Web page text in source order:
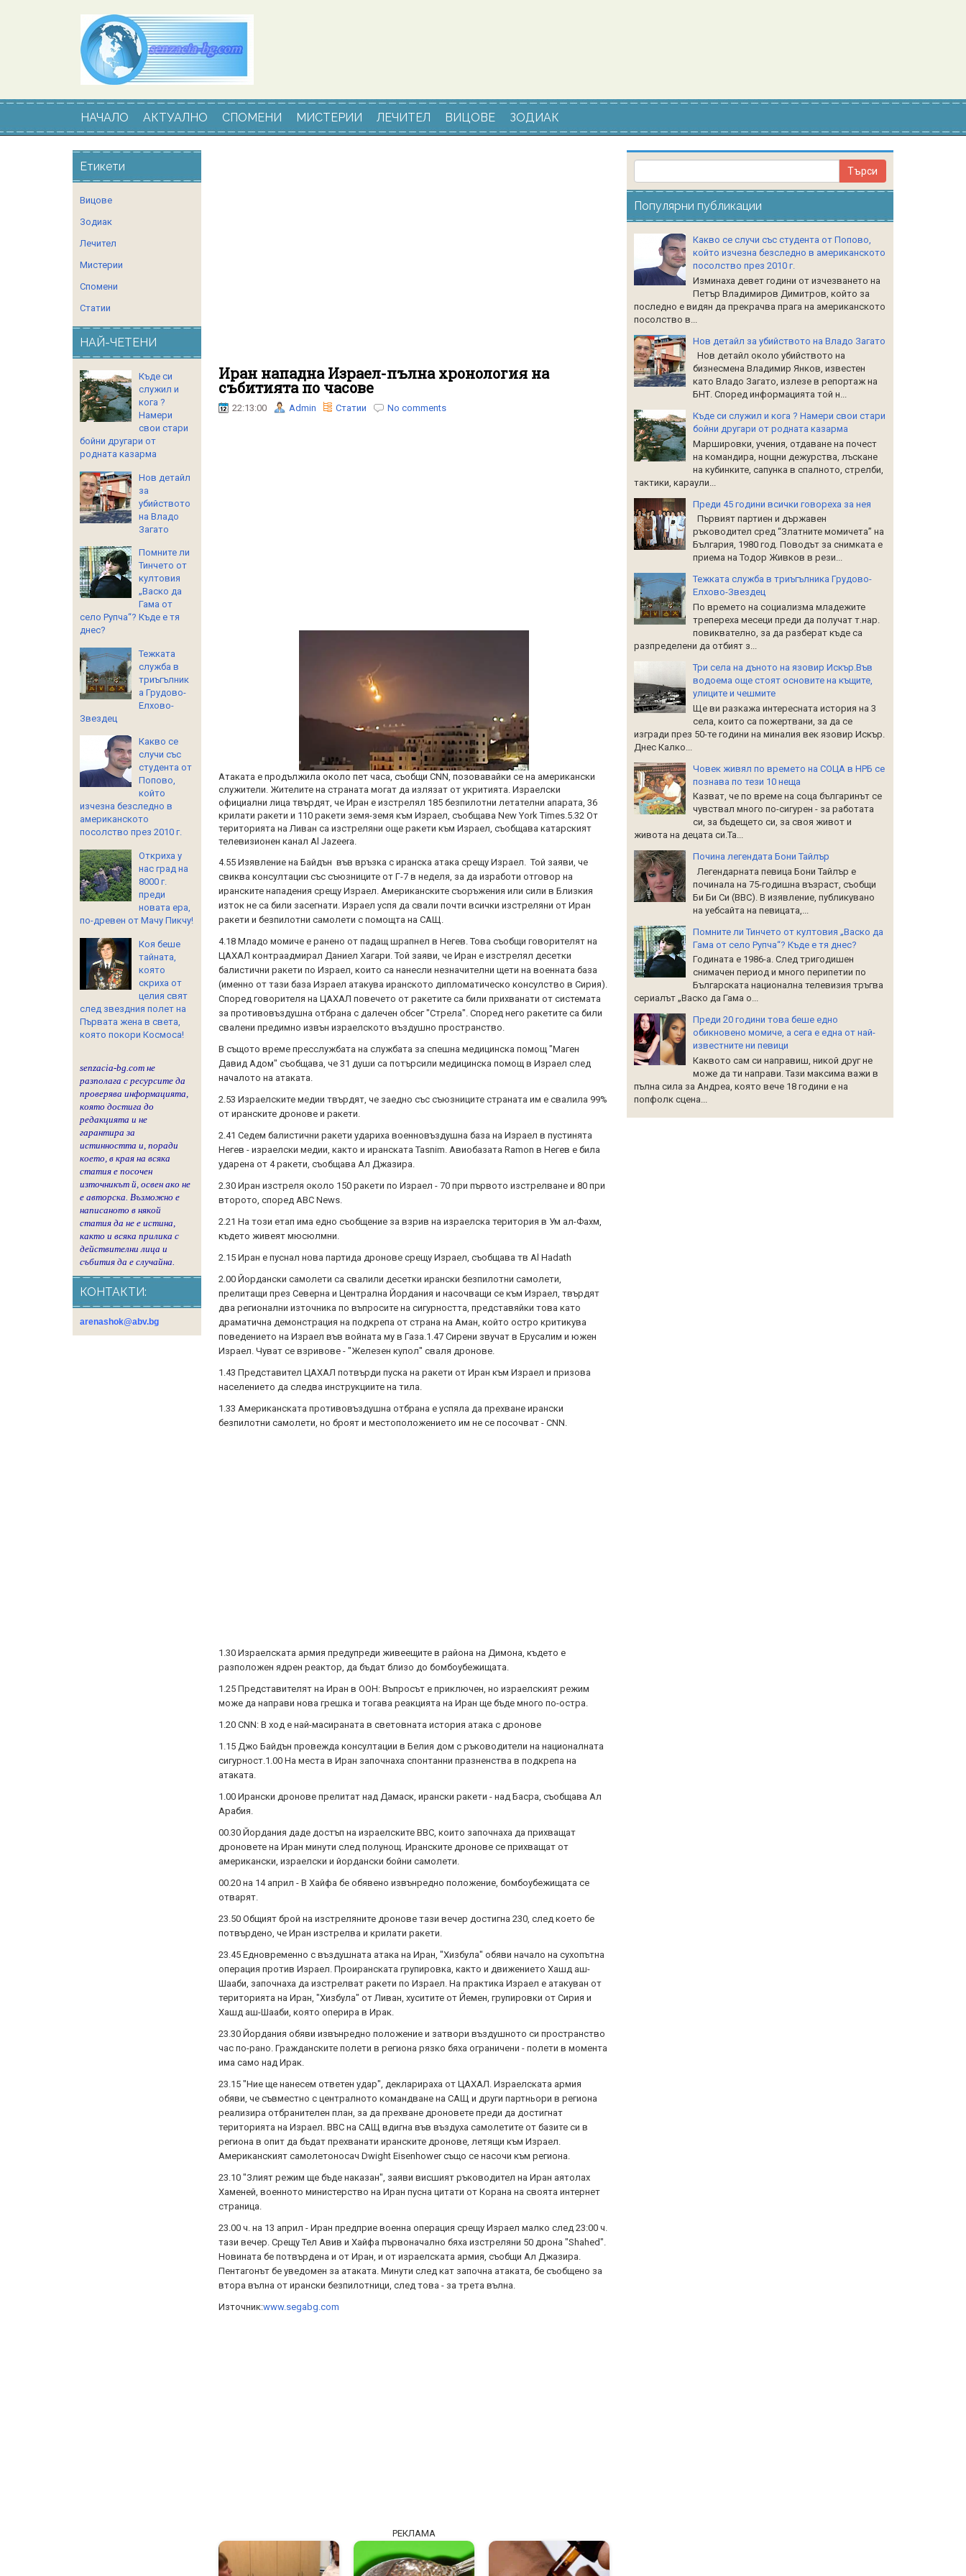
НАЧАЛО АКТУАЛНО СПОМЕНИ МИСТЕРИИ ЛЕЧИТЕЛ ВИЦОВЕ ЗОДИАК
Иран нападна Израел-пълна хронология на
събитията по часове
22:13:00 Admin Статии No comments
Атаката е продължила около пет часа, съобщи CNN, позовавайки се на американски
служители. Жителите на страната могат да излязат от укритията. Израелски
официални лица твърдят, че Иран е изстрелял 185 безпилотни летателни апарата, 36
крилати ракети и 110 ракети земя-земя към Израел, съобщава New York Times.5.32 От
територията на Ливан са изстреляни още ракети към Израел, съобщава катарският
телевизионен канал Al Jazeera.
4.55 Изявление на Байдън във връзка с иранска атака срещу Израел. Той заяви, че
свиква консултации със съюзниците от Г-7 в неделя, за да изработи отговор на
иранските нападения срещу Израел. Американските съоръжения или сили в Близкия
изток не са били засегнати. Израел успя да свали почти всички изстреляни от Иран
ракети и безпилотни самолети с помощта на САЩ.
4.18 Младо момиче е ранено от падащ шрапнел в Негев. Това съобщи говорителят на
ЦАХАЛ контраадмирал Даниел Хагари. Той заяви, че Иран е изстрелял десетки
балистични ракети по Израел, които са нанесли незначителни щети на военната база
(именно от тази база Израел атакува иранското дипломатическо консулство в Сирия).
Според говорителя на ЦАХАЛ повечето от ракетите са били прихванати от системата
за противовъздушна отбрана с далечен обсег "Стрела". Според него ракетите са били
свалени предимно извън израелското въздушно пространство.
В същото време пресслужбата на службата за спешна медицинска помощ "Маген
Давид Адом" съобщава, че 31 души са потърсили медицинска помощ в Израел след
началото на атаката.
2.53 Израелските медии твърдят, че заедно със съюзниците страната им е свалила 99%
от иранските дронове и ракети.
2.41 Седем балистични ракети удариха военновъздушна база на Израел в пустинята
Негев - израелски медии, както и иранската Tasnim. Авиобазата Ramon в Негев е била
ударена от 4 ракети, съобщава Ал Джазира.
2.30 Иран изстреля около 150 ракети по Израел - 70 при първото изстрелване и 80 при
второто, според ABC News.
2.21 На този етап има едно съобщение за взрив на израелска територия в Ум ал-Фахм,
където живеят мюсюлмни.
2.15 Иран е пуснал нова партида дронове срещу Израел, съобщава тв Al Hadath
2.00 Йордански самолети са свалили десетки ирански безпилотни самолети,
прелитащи през Северна и Централна Йордания и насочващи се към Израел, твърдят
два регионални източника по въпросите на сигурността, представяйки това като
драматична демонстрация на подкрепа от страна на Аман, който остро критикува
поведението на Израел във войната му в Газа.1.47 Сирени звучат в Ерусалим и южен
Израел. Чуват се взривове - "Железен купол" сваля дронове.
1.43 Представител ЦАХАЛ потвърди пуска на ракети от Иран към Израел и призова
населението да следва инструкциите на тила.
1.33 Американската противовъздушна отбрана е успяла да прехване ирански
безпилотни самолети, но броят и местоположението им не се посочват - CNN.
1.30 Израелската армия предупреди живеещите в района на Димона, където е
разположен ядрен реактор, да бъдат близо до бомбоубежищата.
1.25 Представителят на Иран в ООН: Въпросът е приключен, но израелският режим
може да направи нова грешка и тогава реакцията на Иран ще бъде много по-остра.
1.20 CNN: В ход е най-масираната в световната история атака с дронове
1.15 Джо Байдън провежда консултации в Белия дом с ръководители на националната
сигурност.1.00 На места в Иран започнаха спонтанни празненства в подкрепа на
атаката.
1.00 Ирански дронове прелитат над Дамаск, ирански ракети - над Басра, съобщава Ал
Арабия.
00.30 Йордания даде достъп на израелските ВВС, които започнаха да прихващат
дроновете на Иран минути след полунощ. Иранските дронове се прихващат от
американски, израелски и йордански бойни самолети.
00.20 на 14 април - В Хайфа бе обявено извънредно положение, бомбоубежищата се
отварят.
23.50 Общият брой на изстреляните дронове тази вечер достигна 230, след което бе
потвърдено, че Иран изстрелва и крилати ракети.
23.45 Едновременно с въздушната атака на Иран, "Хизбула" обяви начало на сухопътна
операция против Израел. Проиранската групировка, както и движението Хашд аш-
Шааби, започнаха да изстрелват ракети по Израел. На практика Израел е атакуван от
територията на Иран, "Хизбула" от Ливан, хуситите от Йемен, групировки от Сирия и
Хашд аш-Шааби, която оперира в Ирак.
23.30 Йордания обяви извънредно положение и затвори въздушното си пространство
час по-рано. Гражданските полети в региона рязко бяха ограничени - полети в момента
има само над Ирак.
23.15 "Ние ще нанесем ответен удар", декларираха от ЦАХАЛ. Израелската армия
обяви, че съвместно с централното командване на САЩ и други партньори в региона
реализира отбранителен план, за да прехване дроновете преди да достигнат
територията на Израел. ВВС на САЩ вдигна във въздуха самолетите от базите си в
региона в опит да бъдат прехванати иранските дронове, летящи към Израел.
Американският самолетоносач Dwight Eisenhower също се насочи към региона.
23.10 "Злият режим ще бъде наказан", заяви висшият ръководител на Иран аятолах
Хаменей, военното министерство на Иран пусна цитати от Корана на своята интернет
страница.
23.00 ч. на 13 април - Иран предприе военна операция срещу Израел малко след 23:00 ч.
тази вечер. Срещу Тел Авив и Хайфа първоначално бяха изстреляни 50 дрона "Shahed".
Новината бе потвърдена и от Иран, и от израелската армия, съобщи Ал Джазира.
Пентагонът бе уведомен за атаката. Минути след кат започна атаката, бе съобщено за
втора вълна от ирански безпилотници, след това - за трета вълна.
Източник:www.segabg.com
РЕКЛАМА
Етикети
Вицове
Зодиак
Лечител
Мистерии
Спомени
Статии
НАЙ-ЧЕТЕНИ
Къде си
служил и
кога ?
Намери
свои стари
бойни другари от
родната казарма
Нов детайл
за
убийството
на Владо
Загато
Помните ли
Тинчето от
култовия
„Васко да
Гама от
село Рупча“? Къде е тя
днес?
Тежката
служба в
триъгълник
а Грудово-
Елхово-
Звездец
Какво се
случи със
студента от
Попово,
който
изчезна безследно в
американското
посолство през 2010 г.
Откриха у
нас град на
8000 г.
преди
новата ера,
по-древен от Мачу Пикчу!
Коя беше
тайната,
която
скриха от
целия свят
след звездния полет на
Първата жена в света,
която покори Космоса!
senzacia-bg.com не
разполага с ресурсите да
проверява информацията,
която достига до
редакцията и не
гарантира за
истинността и, поради
което, в края на всяка
статия е посочен
източникът й, освен ако не
е авторска. Възможно е
написаното в някой
статия да не е истина,
както и всяка прилика с
действителни лица и
събития да е случайна.
КОНТАКТИ:
arenashok@abv.bg
Популярни публикации
Какво се случи със студента от Попово,
който изчезна безследно в американското
посолство през 2010 г.
Изминаха девет години от изчезването на
Петър Владимиров Димитров, който за
последно е видян да прекрачва прага на американското
посолство в...
Нов детайл за убийството на Владо Загато
Нов детайл около убийството на
бизнесмена Владимир Янков, известен
като Владо Загато, излезе в репортаж на
БНТ. Според информацията той н...
Къде си служил и кога ? Намери свои стари
бойни другари от родната казарма
Маршировки, учения, отдаване на почест
на командира, нощни дежурства, лъскане
на кубинките, сапунка в спалното, стрелби,
тактики, караули...
Преди 45 години всички говореха за нея
Първият партиен и държавен
ръководител сред “Златните момичета” на
България, 1980 год. Поводът за снимката е
приема на Тодор Живков в рези...
Тежката служба в триъгълника Грудово-
Елхово-Звездец
По времето на социализма младежите
трепереха месеци преди да получат т.нар.
повиквателно, за да разберат къде са
разпределени да отбият з...
Три села на дъното на язовир Искър.Във
водоема още стоят основите на къщите,
улиците и чешмите
Ще ви разкажа интересната история на 3
села, които са пожертвани, за да се
изгради през 50-те години на миналия век язовир Искър.
Днес Калко...
Човек живял по времето на СОЦА в НРБ се
познава по тези 10 неща
Казват, че по време на соца българинът се
чувствал много по-сигурен - за работата
си, за бъдещето си, за своя живот и
живота на децата си.Та...
Почина легендата Бони Тайлър
Легендарната певица Бони Тайлър е
починала на 75-годишна възраст, съобщи
Би Би Си (BBC). В изявление, публикувано
на уебсайта на певицата,...
Помните ли Тинчето от култовия „Васко да
Гама от село Рупча“? Къде е тя днес?
Годината е 1986-а. След тригодишен
снимачен период и много перипетии по
Българската национална телевизия тръгва
сериалът „Васко да Гама о...
Преди 20 години това беше едно
обикновено момиче, а сега е една от най-
известните ни певици
Каквото сам си направиш, никой друг не
може да ти направи. Тази максима важи в
пълна сила за Андреа, която вече 18 години е на
попфолк сцена...